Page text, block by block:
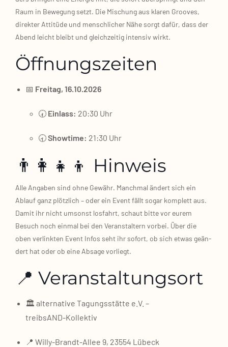
Raum in Bewe­gung setzt. Die Mischung aus kla­ren Groo­ves,
direk­ter Atti­tü­de und mensch­li­cher Nähe sorgt dafür, dass der
Abend leicht bleibt und gleich­zei­tig inten­siv wirkt.
Öffnungszeiten
📅 Frei­tag, 16.10.2026
🕢 Ein­lass: 20:30 Uhr
🕣Show­time: 21:30 Uhr
👨‍👩‍👧‍👦 Hinweis
Alle Anga­ben sind ohne Gewähr. Manch­mal ändert sich ein
Ablauf ganz plötz­lich – oder ein Event fällt sogar kom­plett aus.
Damit ihr nicht umsonst los­fahrt, schaut bit­te vor eurem
Besuch noch ein­mal bei den Ver­an­stal­tern vor­bei. Über die
oben ver­link­ten Event Infos seht ihr sofort, ob sich etwas geän­
dert hat oder ob eine Absa­ge vor­liegt.
📍 Veranstaltungsort
🏛️ alter­na­ti­ve Tagungs­stät­te e.V. –
treibsAND‑Kollektiv
📍 Willy‑Brandt‑Allee 9, 23554 Lübeck